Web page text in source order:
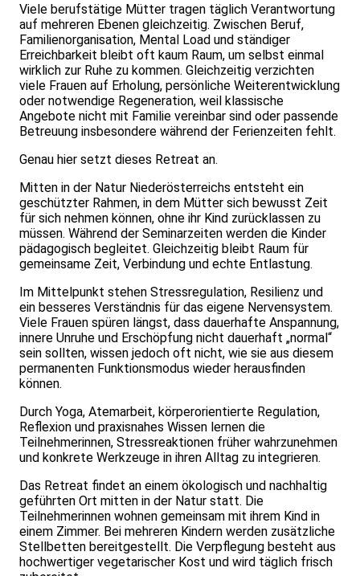
Viele berufstätige Mütter tragen täglich Verantwortung
auf mehreren Ebenen gleichzeitig. Zwischen Beruf,
Familienorganisation, Mental Load und ständiger
Erreichbarkeit bleibt oft kaum Raum, um selbst einmal
wirklich zur Ruhe zu kommen. Gleichzeitig verzichten
viele Frauen auf Erholung, persönliche Weiterentwicklung
oder notwendige Regeneration, weil klassische
Angebote nicht mit Familie vereinbar sind oder passende
Betreuung insbesondere während der Ferienzeiten fehlt.
Genau hier setzt dieses Retreat an.
Mitten in der Natur Niederösterreichs entsteht ein
geschützter Rahmen, in dem Mütter sich bewusst Zeit
für sich nehmen können, ohne ihr Kind zurücklassen zu
müssen. Während der Seminarzeiten werden die Kinder
pädagogisch begleitet. Gleichzeitig bleibt Raum für
gemeinsame Zeit, Verbindung und echte Entlastung.
Im Mittelpunkt stehen Stressregulation, Resilienz und
ein besseres Verständnis für das eigene Nervensystem.
Viele Frauen spüren längst, dass dauerhafte Anspannung,
innere Unruhe und Erschöpfung nicht dauerhaft „normal“
sein sollten, wissen jedoch oft nicht, wie sie aus diesem
permanenten Funktionsmodus wieder herausfinden
können.
Durch Yoga, Atemarbeit, körperorientierte Regulation,
Reflexion und praxisnahes Wissen lernen die
Teilnehmerinnen, Stressreaktionen früher wahrzunehmen
und konkrete Werkzeuge in ihren Alltag zu integrieren.
Das Retreat findet an einem ökologisch und nachhaltig
geführten Ort mitten in der Natur statt. Die
Teilnehmerinnen wohnen gemeinsam mit ihrem Kind in
einem Zimmer. Bei mehreren Kindern werden zusätzliche
Stellbetten bereitgestellt. Die Verpflegung besteht aus
hochwertiger vegetarischer Kost und wird täglich frisch